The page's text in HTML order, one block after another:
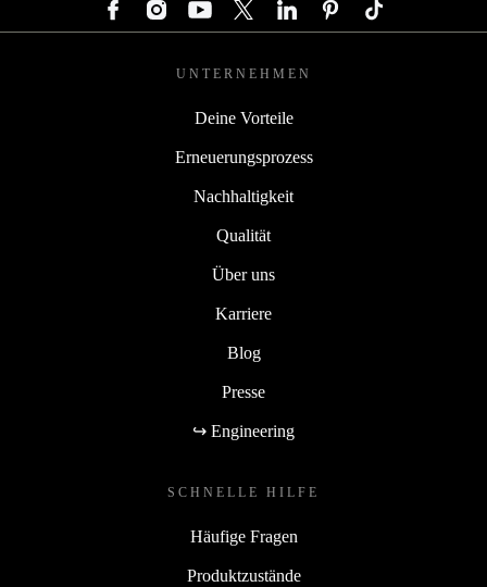
UNTERNEHMEN
Deine Vorteile
Erneuerungsprozess
Nachhaltigkeit
Qualität
Über uns
Karriere
Blog
Presse
↪ Engineering
SCHNELLE HILFE
Häufige Fragen
Produktzustände